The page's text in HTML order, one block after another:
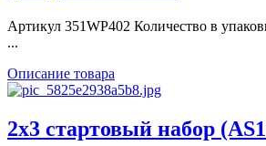
Артикул 351WP402 Количество в
...
Описание товара
2x3 стартовый набор